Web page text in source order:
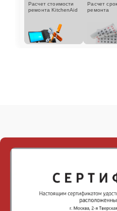
Расчет стоимости
ремонта KitchenAid
Расчет
ремонта